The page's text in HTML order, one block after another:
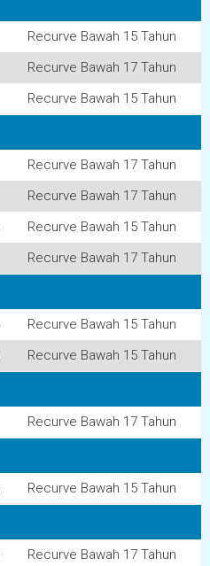
Recurve Bawah 15 Tahun
Recurve Bawah 17 Tahun
Recurve Bawah 15 Tahun
Recurve Bawah 17 Tahun
Recurve Bawah 17 Tahun
Recurve Bawah 15 Tahun
Recurve Bawah 17 Tahun
Recurve Bawah 15 Tahun
Recurve Bawah 15 Tahun
Recurve Bawah 17 Tahun
Recurve Bawah 15 Tahun
Recurve Bawah 17 Tahun